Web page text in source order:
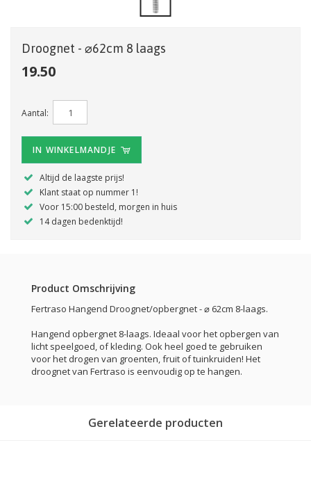
Droognet - ⌀62cm 8 laags
19.50
Aantal:
IN WINKELMANDJE
Altijd de laagste prijs!
Klant staat op nummer 1!
Voor 15:00 besteld, morgen in huis
14 dagen bedenktijd!
Product Omschrijving
Fertraso Hangend Droognet/opbergnet - ⌀ 62cm 8-laags.
Hangend opbergnet 8-laags. Ideaal voor het opbergen van
licht speelgoed, of kleding. Ook heel goed te gebruiken
voor het drogen van groenten, fruit of tuinkruiden! Het
droognet van Fertraso is eenvoudig op te hangen.
Gerelateerde producten